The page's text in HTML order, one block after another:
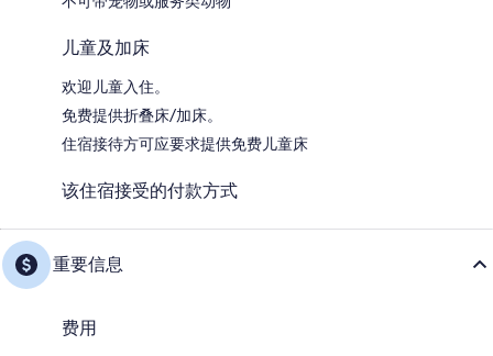
儿童及加床
欢迎儿童入住。
免费提供折叠床/加床。
住宿接待方可应要求提供免费儿童床
该住宿接受的付款方式
重要信息
费用